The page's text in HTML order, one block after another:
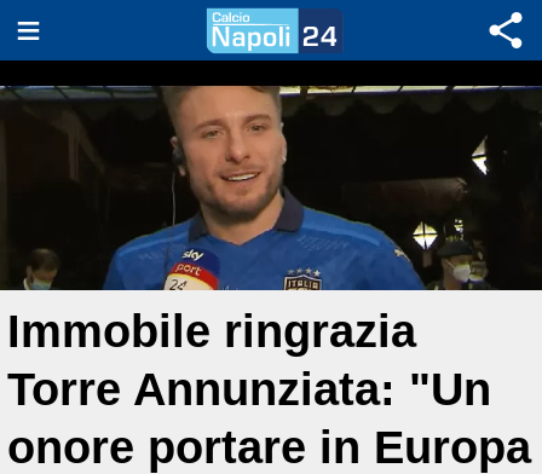
Immobile ringrazia
Torre Annunziata: "Un
onore portare in Europa